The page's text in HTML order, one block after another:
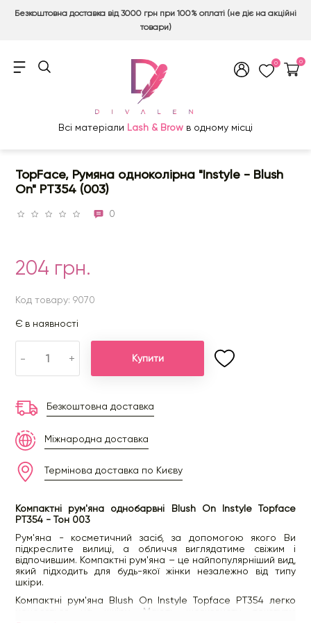
Безкоштовна доставка від 3000 грн при 100% оплаті (не діє на акційні
товари)
0 0
Всі матеріали Lash & Brow в одному місці
TopFace, Румяна одноколірна "Instyle - Blush
On" PT354 (003)
0
204 грн.
Код товару: 9070
Є в наявності
- + Купити
Безкоштовна доставка
Міжнародна доставка
Термінова доставка по Києву
Компактні рум'яна однобарвні Blush On Instyle Topface
PT354 - Тон 003
Рум'яна - косметичний засіб, за допомогою якого Ви
підкреслите вилиці, а обличчя виглядатиме свіжим і
відпочившим. Компактні рум'яна – це найпопулярніший вид,
який підходить для будь-якої жінки незалежно від типу
шкіри.
Компактні рум'яна Blush On Instyle Topface PT354 легко
наносяться на шкіру. Мають шовковисту текстуру.